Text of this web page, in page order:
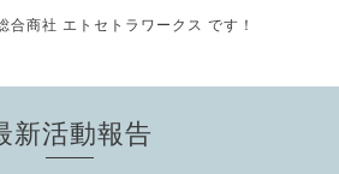
合商社 エトセトラワークス です！
新活動報告